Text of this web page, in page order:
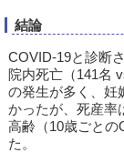
結論
COVID-19と診断
院内死亡（141名
の発生が多く、妊
かったが、死産率
高齢（10歳ごとの
た。